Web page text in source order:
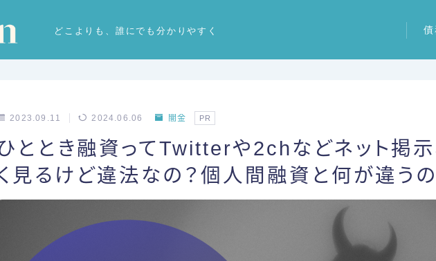
どこよりも、誰にでも分かりやすく 債
特定
2023.09.11 2024.06.06 闇金 PR
ととき融資ってTwitterや2chなどネット掲
見るけど違法なの？個人間融資と何が違うの